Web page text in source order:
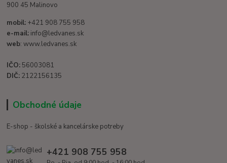
900 45 Malinovo
mobil: +421 908 755 958
e-mail: info@ledvanes.sk
web: www.ledvanes.sk
IČO: 56003081
DIČ: 2122156135
Obchodné údaje
E-shop - školské a kancelárske potreby
+421 908 755 958